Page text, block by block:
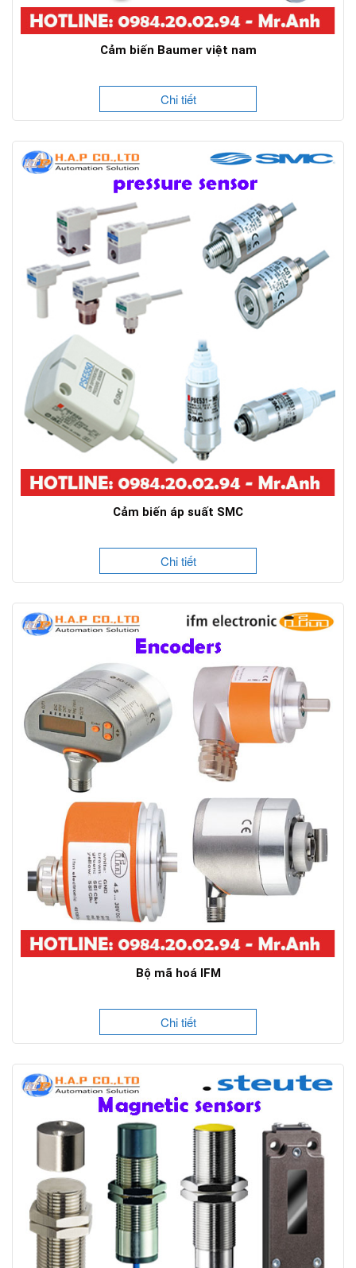
Cảm biến Baumer việt nam
Chi tiết
Cảm biến áp suất SMC
Chi tiết
Bộ mã hoá IFM
Chi tiết